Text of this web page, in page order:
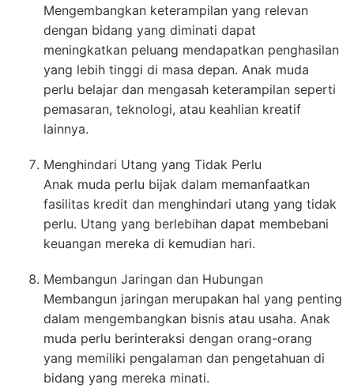
Mengembangkan keterampilan yang relevan
dengan bidang yang diminati dapat
meningkatkan peluang mendapatkan penghasilan
yang lebih tinggi di masa depan. Anak muda
perlu belajar dan mengasah keterampilan seperti
pemasaran, teknologi, atau keahlian kreatif
lainnya.
Menghindari Utang yang Tidak Perlu
Anak muda perlu bijak dalam memanfaatkan
fasilitas kredit dan menghindari utang yang tidak
perlu. Utang yang berlebihan dapat membebani
keuangan mereka di kemudian hari.
Membangun Jaringan dan Hubungan
Membangun jaringan merupakan hal yang penting
dalam mengembangkan bisnis atau usaha. Anak
muda perlu berinteraksi dengan orang-orang
yang memiliki pengalaman dan pengetahuan di
bidang yang mereka minati.